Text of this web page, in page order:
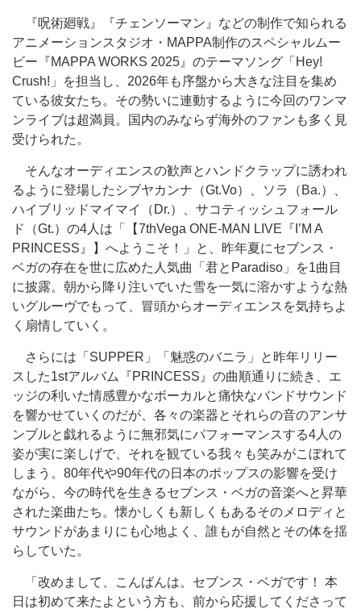
『呪術廻戦』『チェンソーマン』などの制作で知られる
アニメーションスタジオ・MAPPA制作のスペシャルムー
ビー『MAPPA WORKS 2025』のテーマソング「Hey!
Crush!」を担当し、2026年も序盤から大きな注目を集め
ている彼女たち。その勢いに連動するように今回のワンマ
ンライブは超満員。国内のみならず海外のファンも多く見
受けられた。
そんなオーディエンスの歓声とハンドクラップに誘われ
るように登場したシブヤカンナ（Gt.Vo）、ソラ（Ba.）、
ハイブリッドマイマイ（Dr.）、サコティッシュフォール
ド（Gt.）の4人は「【7thVega ONE-MAN LIVE『I’M A
PRINCESS』】へようこそ！」と、昨年夏にセブンス・
ベガの存在を世に広めた人気曲「君とParadiso」を1曲目
に披露。朝から降り注いでいた雪を一気に溶かすような熱
いグルーヴでもって、冒頭からオーディエンスを気持ちよ
く扇情していく。
さらには「SUPPER」「魅惑のバニラ」と昨年リリー
スした1stアルバム『PRINCESS』の曲順通りに続き、エ
ッジの利いた情感豊かなボーカルと痛快なバンドサウンド
を響かせていくのだが、各々の楽器とそれらの音のアンサ
ンブルと戯れるように無邪気にパフォーマンスする4人の
姿が実に楽しげで、それを観ている我々も笑みがこぼれて
しまう。80年代や90年代の日本のポップスの影響を受け
ながら、今の時代を生きるセブンス・ベガの音楽へと昇華
された楽曲たち。懐かしくも新しくもあるそのメロディと
サウンドがあまりにも心地よく、誰もが自然とその体を揺
らしていた。
「改めまして、こんばんは。セブンス・ベガです！ 本
日は初めて来たよという方も、前から応援してくださって